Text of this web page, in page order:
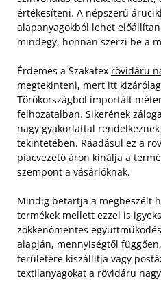
értékesíteni. A népszerű
alapanyagokból lehet
mindegy, honnan szerzi be a
Érdemes a Szakatex rövidáru
megtekinteni, mert itt
Törökországból importált
felhozatalban. Sikerének
nagy gyakorlattal
tekintetében. Ráadásul ez a
piacvezető áron kínálja a
szempont a vásárlóknak.
Mindig betartja a megbeszélt
termékek mellett ezzel is
zökkenőmentes
alapján, mennyiségtől
területére kiszállítja vagy
textilanyagokat a rövidáru